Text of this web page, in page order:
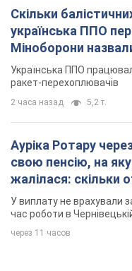
Скільки
українська ППО
Міноборони
Українська ППО
ракет-перехоплювачів
2 часа назад 5,2 т.
Ауріка Ротару
свою пенсію, на
жалілася: скільки
співачка
У виплату не врахували
час роботи в
через 11 часов